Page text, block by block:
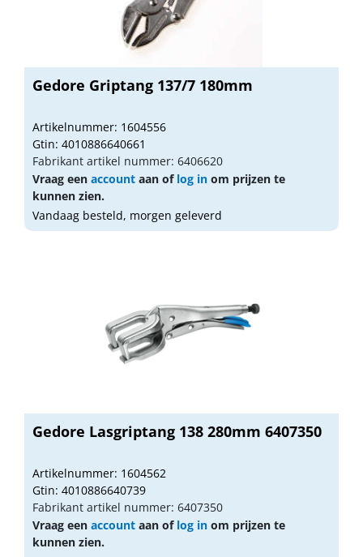
Gedore Griptang 137/7 180mm
Artikelnummer: 1604556
Gtin: 4010886640661
Fabrikant artikel nummer: 6406620
Vraag een account aan of log in om prijzen te
kunnen zien.
Vandaag besteld, morgen geleverd
Gedore Lasgriptang 138 280mm 6407350
Artikelnummer: 1604562
Gtin: 4010886640739
Fabrikant artikel nummer: 6407350
Vraag een account aan of log in om prijzen te
kunnen zien.